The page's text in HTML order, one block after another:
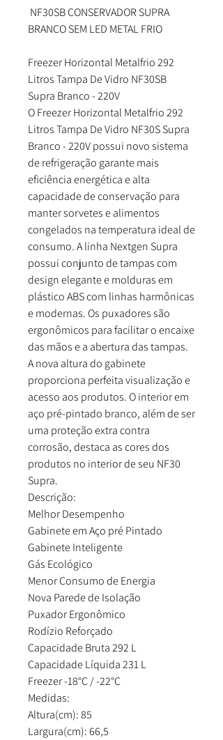
NF30SB CONSERVADOR SUPRA
BRANCO SEM LED METAL FRIO
Freezer Horizontal Metalfrio 292
Litros Tampa De Vidro NF30SB
Supra Branco - 220V
O Freezer Horizontal Metalfrio 292
Litros Tampa De Vidro NF30S Supra
Branco - 220V possui novo sistema
de refrigeração garante mais
eficiência energética e alta
capacidade de conservação para
manter sorvetes e alimentos
congelados na temperatura ideal de
consumo. A linha Nextgen Supra
possui conjunto de tampas com
design elegante e molduras em
plástico ABS com linhas harmônicas
e modernas. Os puxadores são
ergonômicos para facilitar o encaixe
das mãos e a abertura das tampas.
A nova altura do gabinete
proporciona perfeita visualização e
acesso aos produtos. O interior em
aço pré-pintado branco, além de ser
uma proteção extra contra
corrosão, destaca as cores dos
produtos no interior de seu NF30
Supra.
Descrição:
Melhor Desempenho
Gabinete em Aço pré Pintado
Gabinete Inteligente
Gás Ecológico
Menor Consumo de Energia
Nova Parede de Isolação
Puxador Ergonômico
Rodízio Reforçado
Capacidade Bruta 292 L
Capacidade Líquida 231 L
Freezer -18°C / -22°C
Medidas:
Altura(cm): 85
Largura(cm): 66,5